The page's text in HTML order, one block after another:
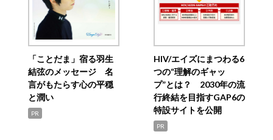
「ことだま」宿る羽生
結弦のメッセージ 名
言がもたらす心の平穏
と潤い
PR
HIV/エイズにまつわる6
つの“理解のギャッ
プ”とは？ 2030年の流
行終結を目指すGAP6の
特設サイトを公開
PR